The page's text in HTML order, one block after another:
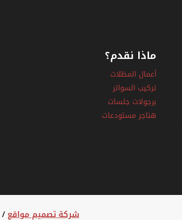
ماذا نقدم؟
أعمال المظلات
تركيب السواتر
برجولات جلسات
هناجر مستودعات
شركة تصميم مواقع/